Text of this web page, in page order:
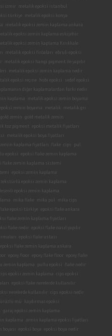
izmir
metalik epoksi istanbul
türkiye metalik epoksi konya
metalik epoksi zemin kaplama ankara
epoksi zemin kaplama eskişehir
epoksi zemin kaplama Kırıkkale
metalik epoksi firöaları ebruli epoksi
metalik epoksi hangi pigment ile yapılır
metalik epoksi zemin kaplama nedir
epoksi reçine hobi epoksi
sedef epoksi
diğer kaplamalardan farkı nedir
kaplama
metalik epoksi zemin boyama
zemin boyama metalik
metalik gri
gold zemin gold metalik zemin
toz pigment
epoksi metalik fiyatları
metalik epoksi boya fiyatları
kaplama fiyatları flake cips
pul
epoksi
epoksi flake zemin kaplama
flake zemin kaplama sistemi
epoksi zemin kaplama
tekstürlü epoksi zemin kaplama
epoksi zemin kaplama
mika flake mika pul
mika cips
flake epoksi türkiye epoksi flake ankara
flake zemin kaplama fiyatları
flake nedir
epoksi flake nasıl yapılır
epoksi flake ustası
epoksi flake zemin kaplama ankara
epoxy floor epoxy flake floor
epoxy flake
zemin kaplama pullu epoksi
flake nedir
epoksi zemin kaplama
cips epoksi
epoksi flake nerelerde kullanılır
nerelerde kullanılır
cips epoksi nedir
mü
kaydırmaz epoksi
garaj epoksi zemin kaplama
kaplama
zemin kaplama epoksi fiyatları
boyası epoksi boya epoksi boya nedir